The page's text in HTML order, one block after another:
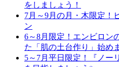
をしましょう！
7月～9月の月・木限定！
ン
6～8月限定！エンビロン
た「肌の土台作り」始め
5～7月平日限定！『ノー